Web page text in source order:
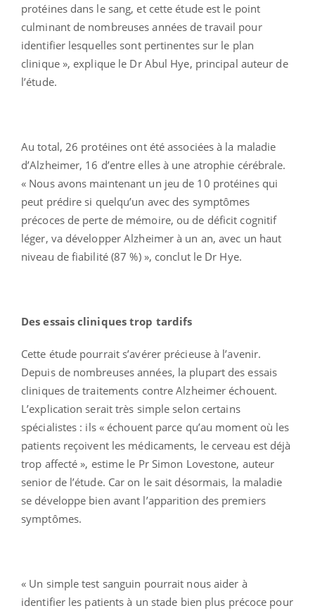
protéines dans le sang, et cette étude est le point
culminant de nombreuses années de travail pour
identifier lesquelles sont pertinentes sur le plan
clinique », explique le Dr Abul Hye, principal auteur de
l’étude.
Au total, 26 protéines ont été associées à la maladie
d’Alzheimer, 16 d’entre elles à une atrophie cérébrale.
« Nous avons maintenant un jeu de 10 protéines qui
peut prédire si quelqu’un avec des symptômes
précoces de perte de mémoire, ou de déficit cognitif
léger, va développer Alzheimer à un an, avec un haut
niveau de fiabilité (87 %) », conclut le Dr Hye.
Des essais cliniques trop tardifs
Cette étude pourrait s’avérer précieuse à l’avenir.
Depuis de nombreuses années, la plupart des essais
cliniques de traitements contre Alzheimer échouent.
L’explication serait très simple selon certains
spécialistes : ils « échouent parce qu’au moment où les
patients reçoivent les médicaments, le cerveau est déjà
trop affecté », estime le Pr Simon Lovestone, auteur
senior de l’étude. Car on le sait désormais, la maladie
se développe bien avant l’apparition des premiers
symptômes.
« Un simple test sanguin pourrait nous aider à
identifier les patients à un stade bien plus précoce pour